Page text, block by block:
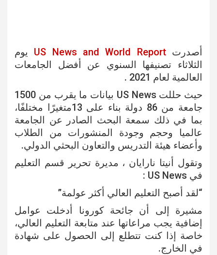
أصدرتUS News and World Report يوم
الثلاثاء تصنيفها السنوي عن أفضل الجامعات
العالمية لعام 2021 .
حيث حللت US News بيانات ما يقرب من 1500
جامعة من 86 دولة بناء على 13متغيرًا مختلفًا،
بما في ذلك سمعة البحث الصادر عن الجامعة
عالميا وحجم وجودة المنشورات من الطلاب
وأعضاء هيئة التدريس والتعاون البحثي الدولي.
وتقول أنيتا نارايان ، مديرة تحرير قسم التعليم
في US News :
“لقد أصبح التعليم العالي أكثر عولمة”
مشيرة إلى أن جائحة كورونا أدخلت عوامل
إضافية يجب مراعاتها عند متابعة التعليم العالي،
خاصة إذا كنت تتطلع إلى الحصول على شهادة
في الخارج.